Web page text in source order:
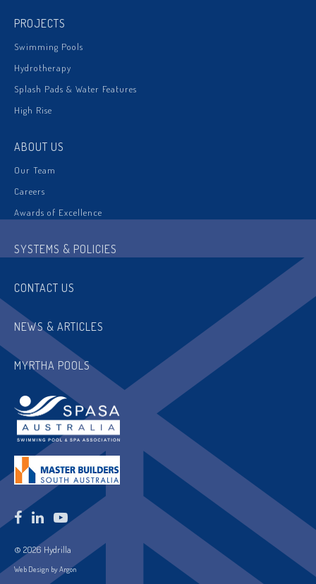
PROJECTS
Swimming Pools
Hydrotherapy
Splash Pads & Water Features
High Rise
ABOUT US
Our Team
Careers
Awards of Excellence
SYSTEMS & POLICIES
CONTACT US
NEWS & ARTICLES
MYRTHA POOLS
© 2026 Hydrilla
Web Design by Argon